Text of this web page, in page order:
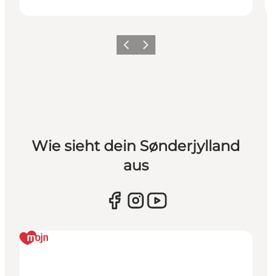
ZurückWeiter
Wie sieht dein Sønderjylland
aus